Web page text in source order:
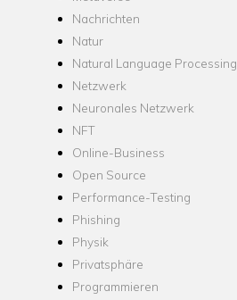
Nachrichten
Natur
Natural Language Processing
Netzwerk
Neuronales Netzwerk
NFT
Online-Business
Open Source
Performance-Testing
Phishing
Physik
Privatsphäre
Programmieren